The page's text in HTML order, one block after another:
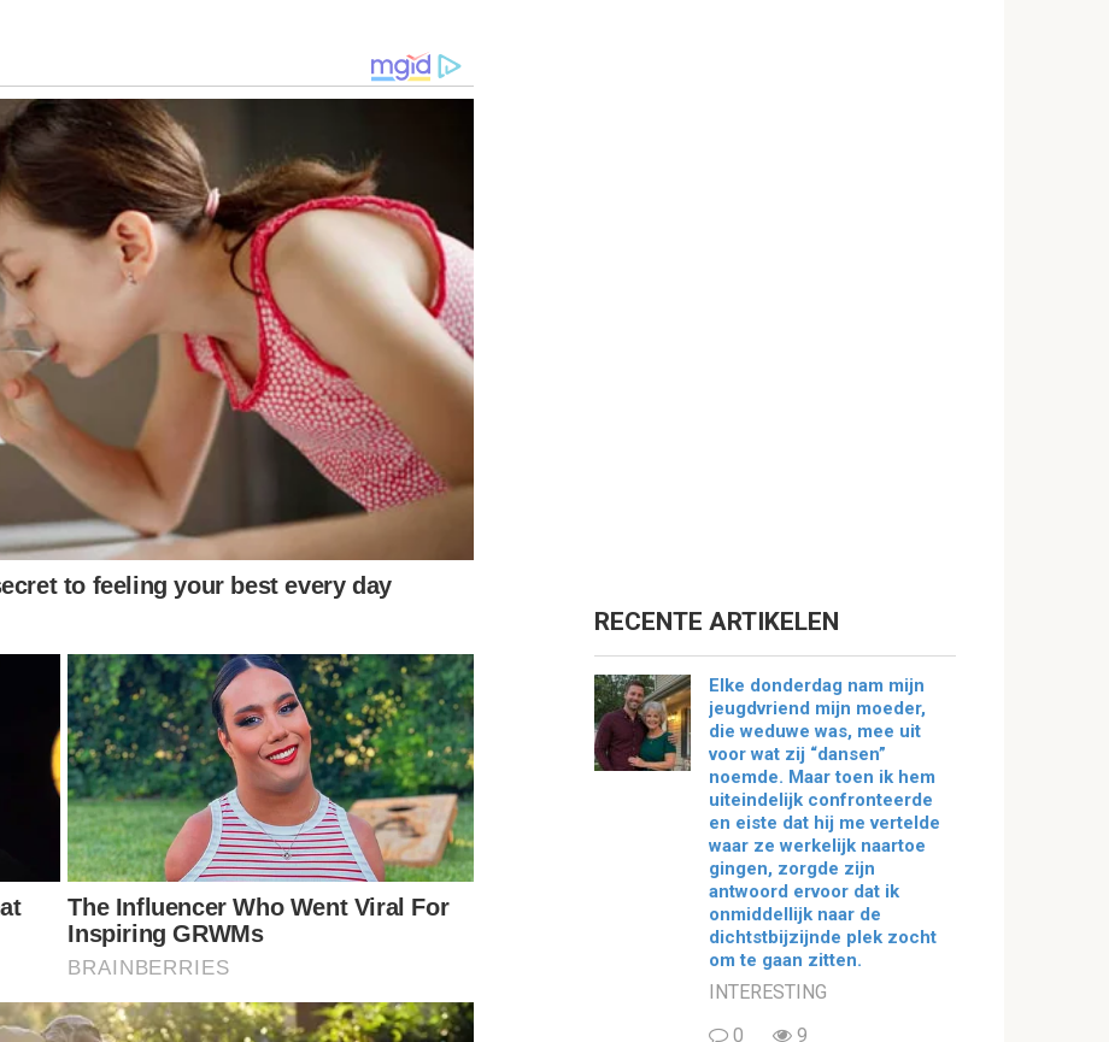
RECENTE ARTIKELEN
Elke donderdag nam mijn
jeugdvriend mijn moeder,
die weduwe was, mee uit
voor wat zij “dansen”
noemde. Maar toen ik hem
uiteindelijk confronteerde
en eiste dat hij me vertelde
waar ze werkelijk naartoe
gingen, zorgde zijn
antwoord ervoor dat ik
onmiddellijk naar de
dichtstbijzijnde plek zocht
om te gaan zitten.
INTERESTING
0
9